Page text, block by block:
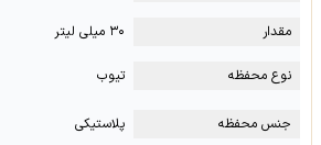
مقدار ۳۰ میلی لیتر
نوع محفظه تیوب
جنس محفظه پلاستیکی